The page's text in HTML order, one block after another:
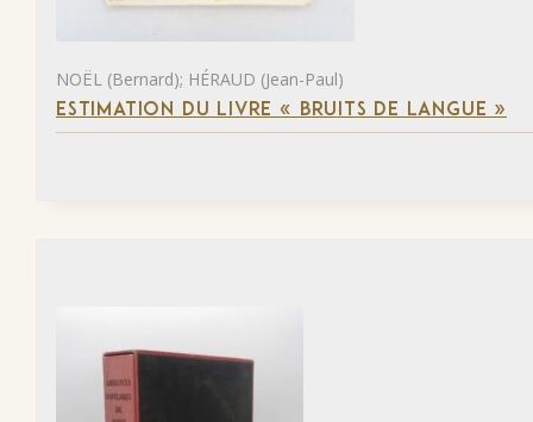
NOËL (Bernard); HÉRAUD (Jean-Paul)
ESTIMATION DU LIVRE « BRUITS DE LANGUE »